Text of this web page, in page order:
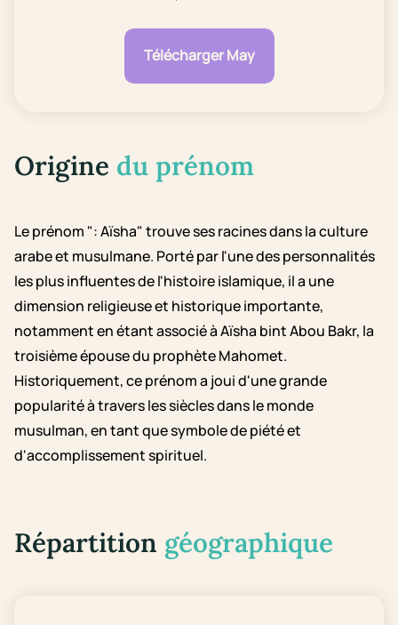
Télécharger May
Origine du prénom
Le prénom ": Aïsha" trouve ses racines dans la culture
arabe et musulmane. Porté par l'une des personnalités
les plus influentes de l'histoire islamique, il a une
dimension religieuse et historique importante,
notamment en étant associé à Aïsha bint Abou Bakr, la
troisième épouse du prophète Mahomet.
Historiquement, ce prénom a joui d'une grande
popularité à travers les siècles dans le monde
musulman, en tant que symbole de piété et
d'accomplissement spirituel.
Répartition géographique